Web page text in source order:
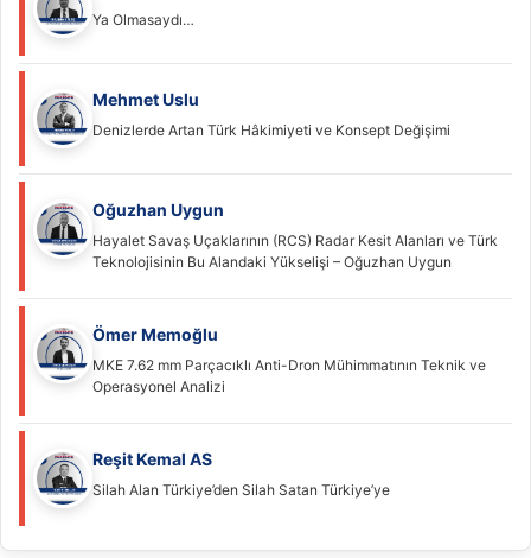
Ya Olmasaydı…
Mehmet Uslu
Denizlerde Artan Türk Hâkimiyeti ve Konsept Değişimi
Oğuzhan Uygun
Hayalet Savaş Uçaklarının (RCS) Radar Kesit Alanları ve Türk
Teknolojisinin Bu Alandaki Yükselişi – Oğuzhan Uygun
Ömer Memoğlu
MKE 7.62 mm Parçacıklı Anti-Dron Mühimmatının Teknik ve
Operasyonel Analizi
Reşit Kemal AS
Silah Alan Türkiye’den Silah Satan Türkiye’ye